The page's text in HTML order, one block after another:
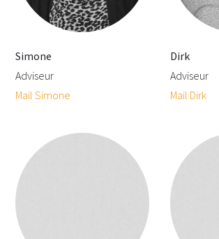
Simone
Adviseur
Mail Simone
Dirk
Adviseur
Mail Dirk